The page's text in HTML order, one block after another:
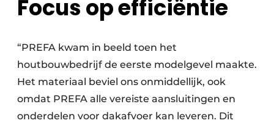
Focus op efficiëntie
“PREFA kwam in beeld toen het
houtbouwbedrijf de eerste modelgevel maakte.
Het materiaal beviel ons onmiddellijk, ook
omdat PREFA alle vereiste aansluitingen en
onderdelen voor dakafvoer kan leveren. Dit